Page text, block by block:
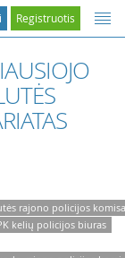
Registruotis
rajono policijos
kelių policijos biuras